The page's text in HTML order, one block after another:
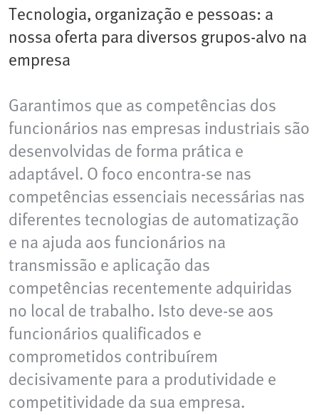
Tecnologia, organização e pessoas: a
nossa oferta para diversos grupos-alvo na
empresa
Garantimos que as competências dos
funcionários nas empresas industriais são
desenvolvidas de forma prática e
adaptável. O foco encontra-se nas
competências essenciais necessárias nas
diferentes tecnologias de automatização
e na ajuda aos funcionários na
transmissão e aplicação das
competências recentemente adquiridas
no local de trabalho. Isto deve-se aos
funcionários qualificados e
comprometidos contribuírem
decisivamente para a produtividade e
competitividade da sua empresa.